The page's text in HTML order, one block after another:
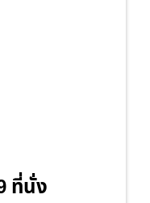
ที่นั่ง